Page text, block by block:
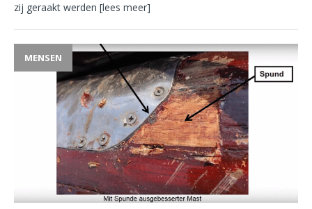
zij geraakt werden [lees meer]
MENSEN